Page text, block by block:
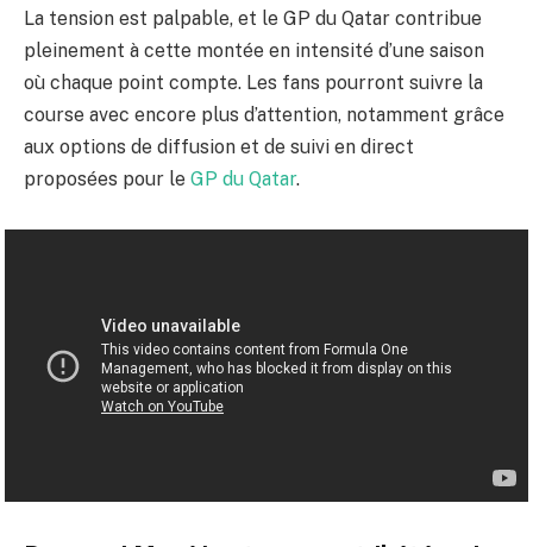
La tension est palpable, et le GP du Qatar contribue
pleinement à cette montée en intensité d’une saison
où chaque point compte. Les fans pourront suivre la
course avec encore plus d’attention, notamment grâce
aux options de diffusion et de suivi en direct
proposées pour le GP du Qatar.